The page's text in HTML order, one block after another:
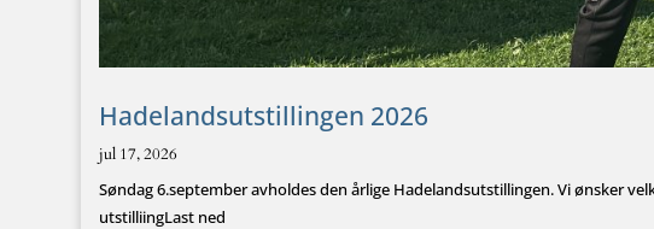
Hadelandsutstillingen 2026
jul 17, 2026
Søndag 6.september avholdes den årlige Hadelandsutstillingen. Vi ønsker
utstilliingLast ned